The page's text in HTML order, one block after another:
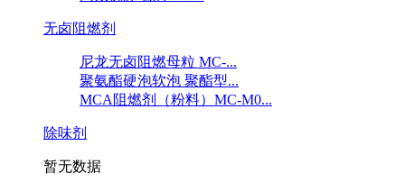
无卤阻燃剂
尼龙无卤阻燃母粒 MC-...
聚氨酯硬泡软泡 聚酯型...
MCA阻燃剂（粉料）MC-M0...
除味剂
暂无数据